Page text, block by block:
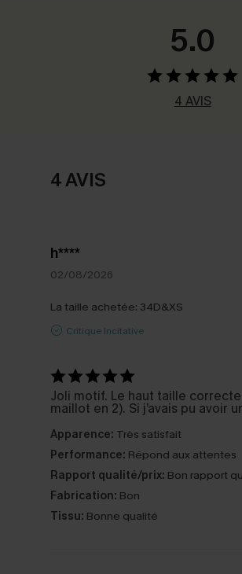
5.0
4 AVIS
4 AVIS
h****
02/08/2026
La taille achetée: 34D&XS
Critique Incitative
Joli motif. Le haut taille
maillot en 2). Si j’avais pu avoir
Apparence: Très satisfait
Performance: Répond aux attentes
Rapport qualité/prix: Bon rapport
Fabrication: Bon
Tissu: Bonne qualité